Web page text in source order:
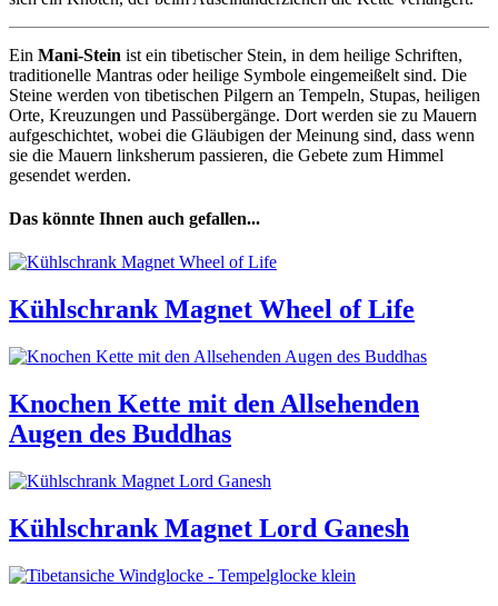
Ein Mani-Stein ist ein tibetischer Stein, in dem heilige Schriften,
traditionelle Mantras oder heilige Symbole eingemeißelt sind. Die
Steine werden von tibetischen Pilgern an Tempeln, Stupas, heiligen
Orte, Kreuzungen und Passübergänge. Dort werden sie zu Mauern
aufgeschichtet, wobei die Gläubigen der Meinung sind, dass wenn
sie die Mauern linksherum passieren, die Gebete zum Himmel
gesendet werden.
Das könnte Ihnen auch gefallen...
Kühlschrank Magnet Wheel of Life
Knochen Kette mit den Allsehenden
Augen des Buddhas
Kühlschrank Magnet Lord Ganesh